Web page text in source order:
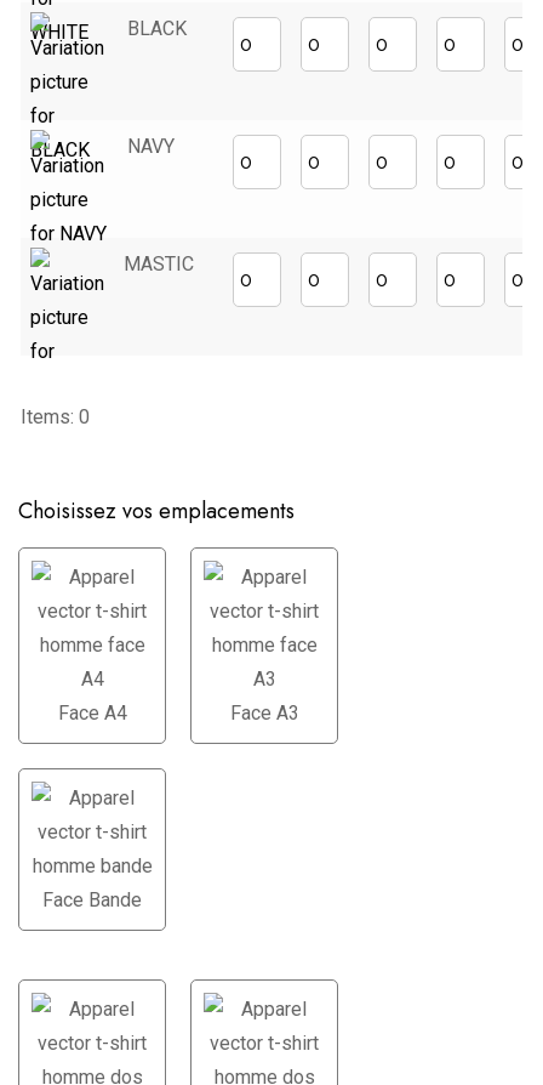
BLACK
NAVY
MASTIC
Items: 0
Total
$0.00
Choisissez vos emplacements
Face A4 Face A3
Face Bande